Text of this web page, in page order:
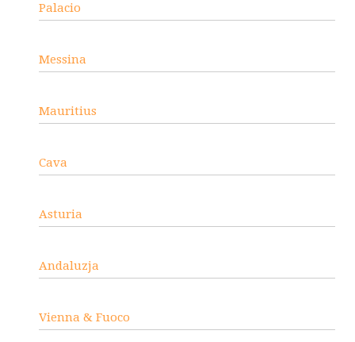
Palacio
Messina
Mauritius
Cava
Asturia
Andaluzja
Vienna & Fuoco